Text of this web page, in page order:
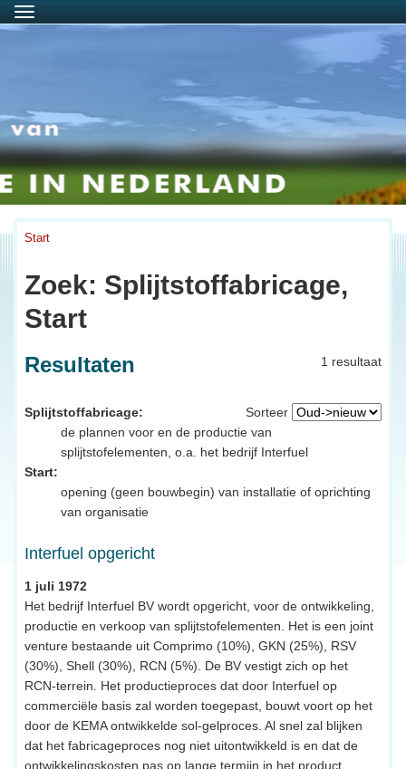
Menu
Start
Zoek: Splijtstoffabricage,
Start
1 resultaat
Resultaten
Sorteer
Splijtstoffabricage:
de plannen voor en de productie van
splijtstofelementen, o.a. het bedrijf Interfuel
Start:
opening (geen bouwbegin) van installatie of oprichting
van organisatie
Interfuel opgericht
1 juli 1972
Het bedrijf Interfuel BV wordt opgericht, voor de ontwikkeling,
productie en verkoop van splijtstofelementen. Het is een joint
venture bestaande uit Comprimo (10%), GKN (25%), RSV
(30%), Shell (30%), RCN (5%). De BV vestigt zich op het
RCN-terrein. Het productieproces dat door Interfuel op
commerciële basis zal worden toegepast, bouwt voort op het
door de KEMA ontwikkelde sol-gelproces. Al snel zal blijken
dat het fabricageproces nog niet uitontwikkeld is en dat de
ontwikkelingskosten pas op lange termijn in het product